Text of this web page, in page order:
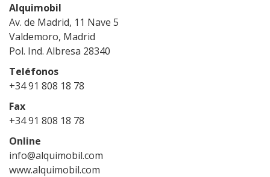
Alquimobil
Av. de Madrid, 11 Nave 5
Valdemoro, Madrid
Pol. Ind. Albresa 28340
Teléfonos
+34 91 808 18 78
Fax
+34 91 808 18 78
Online
info@alquimobil.com
www.alquimobil.com